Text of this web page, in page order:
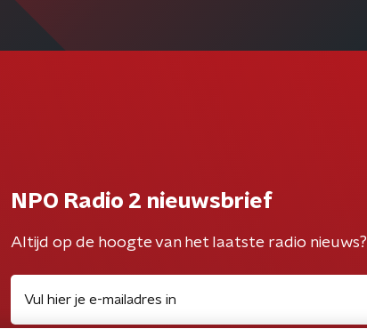
NPO Radio 2 nieuwsbrief
Altijd op de hoogte van het laatste radio nieuws?